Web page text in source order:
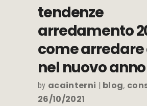
tendenze
arredamento
come arredare
nel nuovo anno
by acainterni blog,
26/10/2021